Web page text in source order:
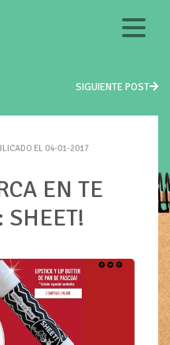
SIGUIENTE POST
EL 04-01-2017
EN TE
SHEET!